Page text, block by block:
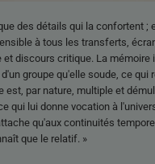
des détails qui la confortent
à tous les transferts,
et discours critique. La
groupe qu'elle soude, ce
est, par nature, multiple et
qui lui donne vocation à
qu'aux continuités
que le relatif. »